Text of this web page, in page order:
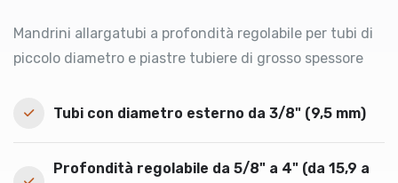
Mandrini allargatubi a profondità regolabile per tubi di
piccolo diametro e piastre tubiere di grosso spessore
Tubi con diametro esterno da 3/8" (9,5 mm)
Profondità regolabile da 5/8" a 4" (da 15,9 a